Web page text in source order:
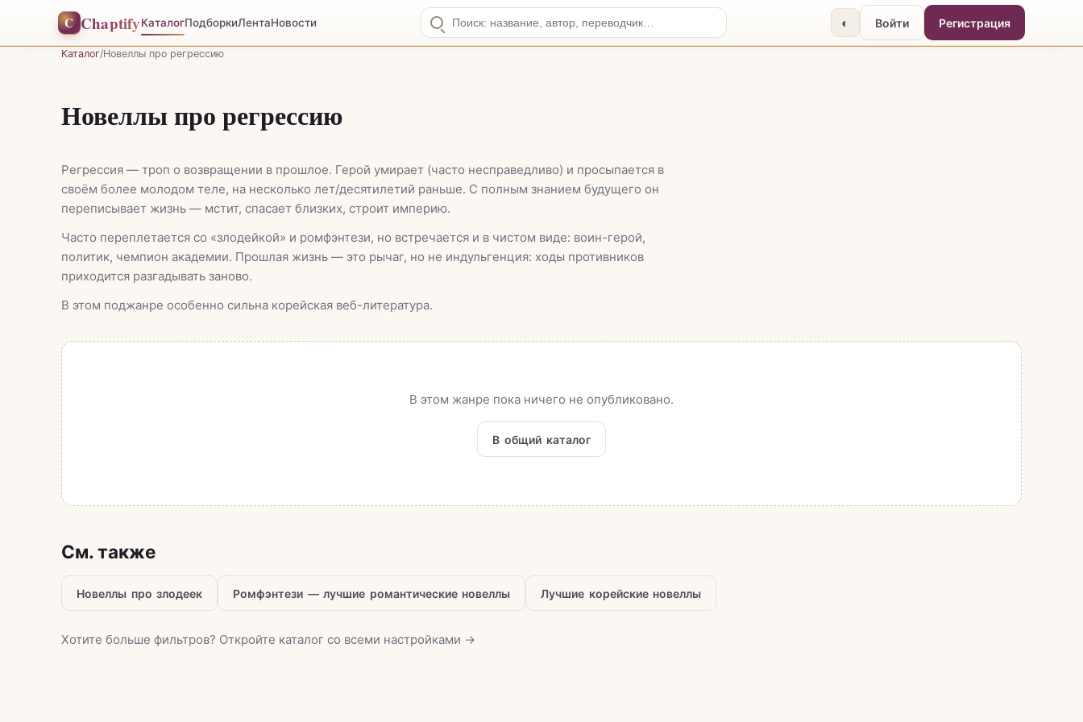
C ChaptifyКаталогПодборкиЛентаНовости ◐ Войти Регистрация
Каталог/Новеллы про регрессию
Новеллы про регрессию
Регрессия — троп о возвращении в прошлое. Герой умирает (часто несправедливо) и просыпается в
своём более молодом теле, на несколько лет/десятилетий раньше. С полным знанием будущего он
переписывает жизнь — мстит, спасает близких, строит империю.
Часто переплетается со «злодейкой» и ромфэнтези, но встречается и в чистом виде: воин-герой,
политик, чемпион академии. Прошлая жизнь — это рычаг, но не индульгенция: ходы противников
приходится разгадывать заново.
В этом поджанре особенно сильна корейская веб-литература.
В этом жанре пока ничего не опубликовано.
В общий каталог
См. также
Новеллы про злодеек Ромфэнтези — лучшие романтические новеллы Лучшие корейские новеллы
Хотите больше фильтров? Откройте каталог со всеми настройками →